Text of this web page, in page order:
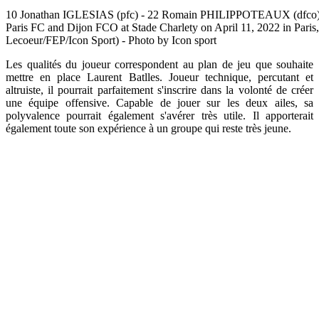
10 Jonathan IGLESIAS (pfc) - 22 Romain PHILIPPOTEAUX
Paris FC and Dijon FCO at Stade Charlety on April 11, 2022 in
Lecoeur/FEP/Icon Sport) - Photo by Icon sport
Les qualités du joueur correspondent au plan de jeu que souhaite
mettre en place Laurent Batlles. Joueur technique, percutant et
altruiste, il pourrait parfaitement s'inscrire dans la volonté de créer
une équipe offensive. Capable de jouer sur les deux ailes, sa
polyvalence pourrait également s'avérer très utile. Il apporterait
également toute son expérience à un groupe qui reste très jeune.